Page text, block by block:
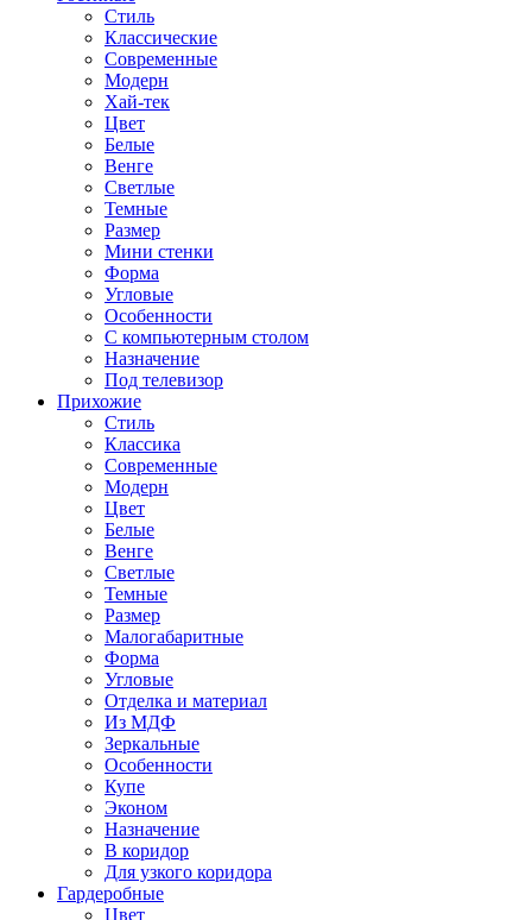
Стиль
Классические
Современные
Модерн
Хай-тек
Цвет
Белые
Венге
Светлые
Темные
Размер
Мини стенки
Форма
Угловые
Особенности
С компьютерным столом
Назначение
Под телевизор
Прихожие
Стиль
Классика
Современные
Модерн
Цвет
Белые
Венге
Светлые
Темные
Размер
Малогабаритные
Форма
Угловые
Отделка и материал
Из МДФ
Зеркальные
Особенности
Купе
Эконом
Назначение
В коридор
Для узкого коридора
Гардеробные
Цвет